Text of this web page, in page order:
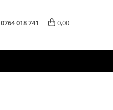
0764 018 741 0,00